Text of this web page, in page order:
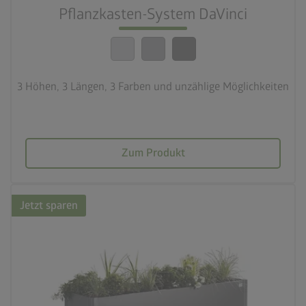
Pflanzkasten-System DaVinci
3 Höhen, 3 Längen, 3 Farben und unzählige Möglichkeiten
Zum Produkt
calendar_month
20 Jahre Garantie
Jetzt sparen